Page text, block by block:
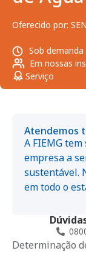
Oferecido por:
Sob demanda
Em nossas
Serviço
Determinação
Atendemos
A FIEMG
empresa a
sustentável.
em todo o